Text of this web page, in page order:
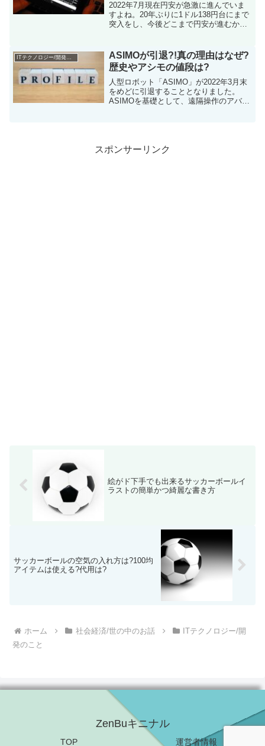
2022年7月現在円安が急激に進んでいま
すよね。20年ぶりに1ドル138円台にまで
突入をし、今後どこまで円安が進むかは
人一般庶民にはどのような良いことが起
こるか気になり...
ASIMOが引退?!真の理由はなぜ?
歴史やアシモの値段は?
人型ロボット「ASIMO」が2022年3月末
をめどに引退することとなりました。
ASIMOを基礎として、遠隔操作のアバタ
スポンサーリンク
絵がド下手でも出来るサッカーボールイ
ラストの簡単かつ綺麗な書き方
サッカーボールの空気の入れ方は?100均
アイテムは使える?代用は?
ホーム 社会経済/世の中のお話
ITテクノロジー/開
発のこと
ZenBuキニナル
TOP 運営者情報